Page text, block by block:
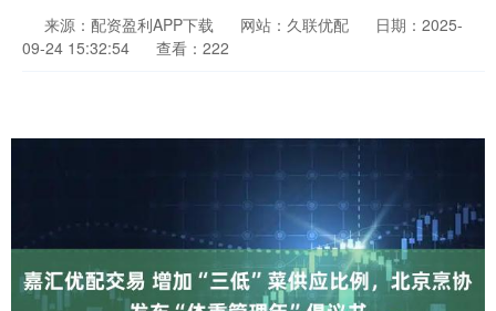
来源：配资盈利APP下载 网站：久联优配
日期：2025-
09-24 15:32:54
查看：222